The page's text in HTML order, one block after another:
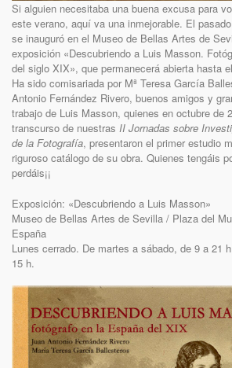
Si alguien necesitaba una buena excusa para
este verano, aquí va una inmejorable. El
se inauguró en el Museo de Bellas Artes de
exposición «Descubriendo a Luis Masson.
del siglo XIX», que permanecerá abierta hasta
Ha sido comisariada por Mª Teresa García
Antonio Fernández Rivero, buenos amigos y
trabajo de Luis Masson, quienes en octubre de
transcurso de nuestras II Jornadas sobre
de la Fotografía, presentaron el primer estudio
riguroso catálogo de su obra. Quienes tengáis
perdáis¡¡
Exposición: «Descubriendo a Luis Masson»
Museo de Bellas Artes de Sevilla / Plaza del
España
Lunes cerrado. De martes a sábado, de 9 a 21
15 h.